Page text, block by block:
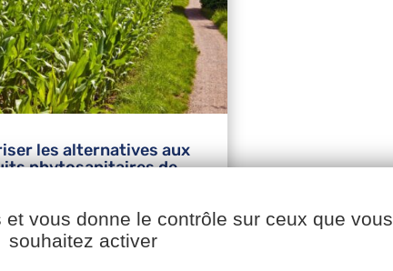
les alternatives aux
phytosanitaires de
LIRE PLUS
vous donne le contrôle sur ceux que vous
souhaitez activer